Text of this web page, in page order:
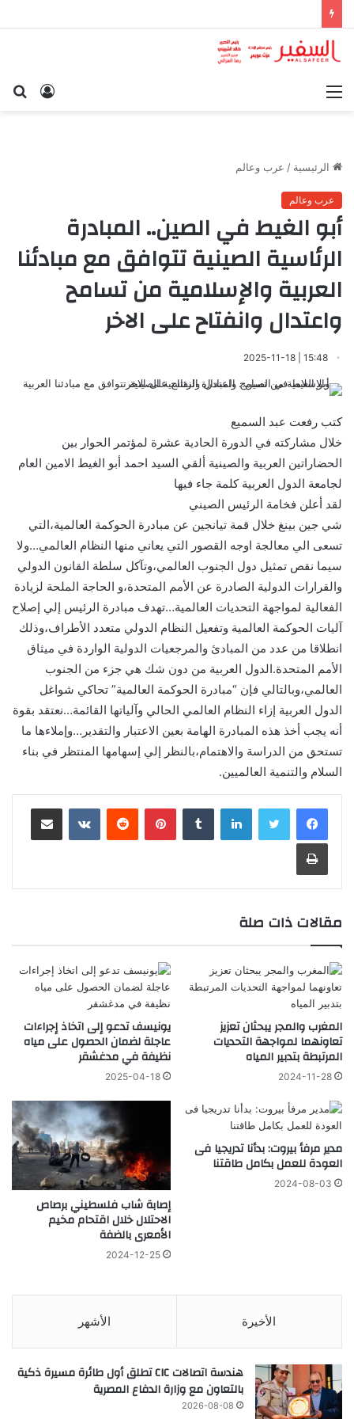
تسجيل
الرئيسية / عرب وعالم
عرب وعالم
أبو الغيط في الصين.. المبادرة
الرئاسية الصينية تتوافق مع مبادئنا
العربية والإسلامية من تسامح
واعتدال وانفتاح على الاخر
كتب رفعت عبد السميع
خلال مشاركته في الدورة الحادية عشرة لمؤتمر الحوار بين
الحضاراتين العربية والصينية ألقي السيد احمد أبو الغيط الامين العام
لجامعة الدول العربية كلمة جاء فيها
لقد أعلن فخامة الرئيس الصيني
شي جين بينغ خلال قمة تيانجين عن مبادرة الحوكمة العالمية،التي
تسعى الي معالجة اوجه القصور التي يعاني منها النظام العالمي…ولا
سيما نقص تمثيل دول الجنوب العالمي،وتآكل سلطة القانون الدولي
والقرارات الدولية الصادرة عن الأمم المتحدة،و الحاجة الملحة لزيادة
الفعالية لمواجهة التحديات العالمية…تهدف مبادرة الرئيس إلي إصلاح
آليات الحوكمة العالمية وتفعيل النظام الدولي متعدد الأطراف،وذلك
انطلاقا من عدد من المبادئ والمرجعيات الدولية الواردة في ميثاق
الأمم المتحدة.الدول العربية من دون شك هي جزء من الجنوب
العالمي،وبالتالي فإن “مبادرة الحوكمة العالمية” تحاكي شواغل
الدول العربية إزاء النظام العالمي الحالي وآلياتها القائمة…نعتقد بقوة
أنه يجب أخذ هذه المبادرة الهامة بعين الاعتبار والتقدير…وإملاءها ما
تستحق من الدراسة والاهتمام،بالنظر إلي إسهامها المنتظر في بناء
السلام والتنمية العالميين.
لينكدإن بينتيريست
مقالات ذات صلة
المغرب والمجر يبحثان تعزيز
تعاونهما لمواجهة التحديات
المرتبطة بتدبير المياه
2024-11-28
يونيسف تدعو إلى اتخاذ إجراءات
عاجلة لضمان الحصول على مياه
نظيفة في مدغشقر
2025-04-18
مدير مرفأ بيروت: بدأنا تدريجيا فى
العودة للعمل بكامل طاقتنا
2024-08-03
إصابة شاب فلسطيني برصاص
الاحتلال خلال اقتحام مخيم
الأمعرى بالضفة
2024-12-25
الأخيرة الأشهر
هندسة اتصالات CIC تطلق أول طائرة مسيرة ذكية
بالتعاون مع وزارة الدفاع المصرية
2026-08-08